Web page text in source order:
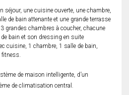
séjour, une cuisine ouverte, une chambre,
de bain attenante et une grande terrasse
3 grandes chambres à coucher, chacune
de bain et son dressing en suite
cuisine, 1 chambre, 1 salle de bain,
fitness.
de maison intelligente, d’un
de climatisation central.